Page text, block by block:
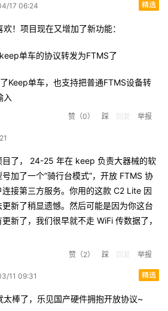
17 06:24
！项目现在又增加了新功能：
单车的协议转发为FTMS了
Keep单车，也支持把普通FTMS设备转
入
赞 （0） 踩 回复 举报
目了， 24-25 年在 keep 负责大器械的软
加了一个”骑行台模式“，开放 FTMS 协
接第三方服务。你用的这款 C2 Lite 因
新了稍显遗憾。然后可能是因为你这台
新了，我们很早就不走 WiFi 传数据了，
赞 （2） 踩 回复 举报
11 09:31
太棒了，乐见国产硬件拥抱开放协议~